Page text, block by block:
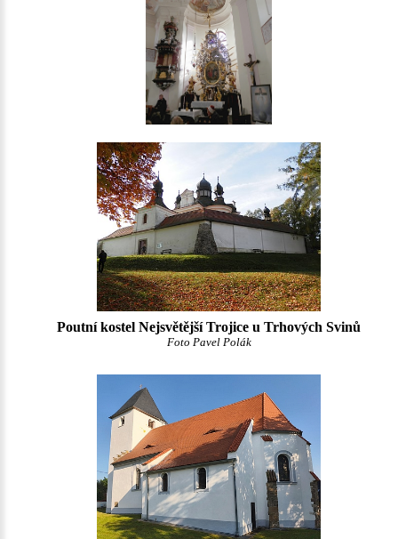
Poutní kostel Nejsvětější Trojice u Trhových Svinů
Foto Pavel Polák